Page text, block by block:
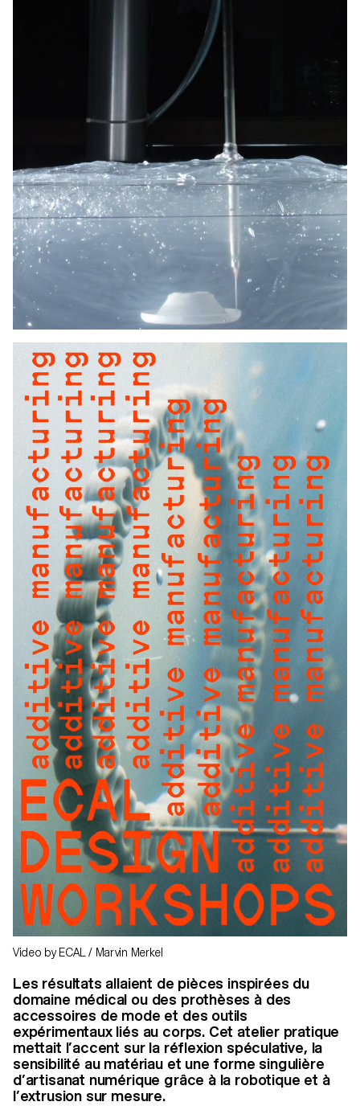
Video by ECAL / Marvin Merkel
Les résultats allaient de pièces inspirées du
domaine médical ou des prothèses à des
accessoires de mode et des outils
expérimentaux liés au corps. Cet atelier pratique
mettait l’accent sur la réflexion spéculative, la
sensibilité au matériau et une forme singulière
d’artisanat numérique grâce à la robotique et à
l’extrusion sur mesure.